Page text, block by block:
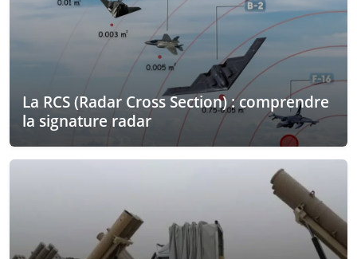
La RCS (Radar Cross Section) : comprendre
la signature radar